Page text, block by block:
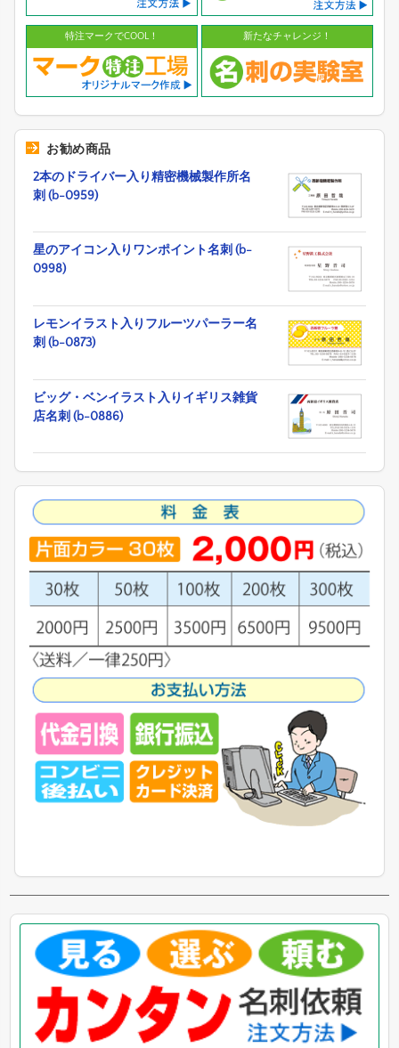
特注マークでCOOL！ 新たなチャレンジ！
お勧め商品
2本のドライバー入り精密機械製作所名
刺 (b-0959)
星のアイコン入りワンポイント名刺 (b-
0998)
レモンイラスト入りフルーツパーラー名
刺 (b-0873)
ビッグ・ベンイラスト入りイギリス雑貨
店名刺 (b-0886)